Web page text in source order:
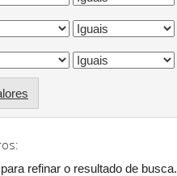
refinar o resultado de busca.